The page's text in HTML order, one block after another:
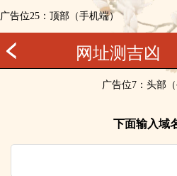
广告位25：顶部（手机端）
网址测吉凶
广告位7：头部（
下面输入域